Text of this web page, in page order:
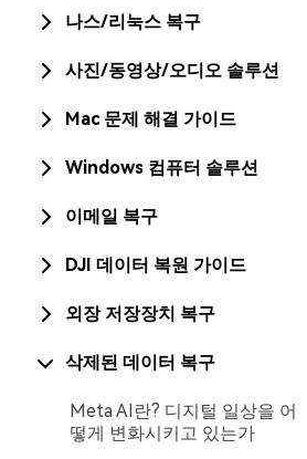
나스/리눅스 복구
사진/동영상/오디오 솔루션
Mac 문제 해결 가이드
Windows 컴퓨터 솔루션
이메일 복구
DJI 데이터 복원 가이드
외장 저장장치 복구
삭제된 데이터 복구
Meta AI란? 디지털 일상을 어
떻게 변화시키고 있는가